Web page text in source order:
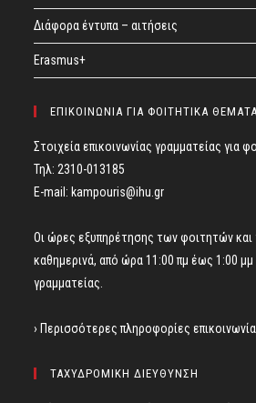
Διάφορα έντυπα – αιτήσεις
Erasmus+
ΕΠΙΚΟΙΝΩΝΙΑ ΓΙΑ ΦΟΙΤΗΤΙΚΑ ΘΕΜΑΤΑ
Στοιχεία επικοινωνίας γραμματείας για
Τηλ: 2310-013185
E-mail: kampouris@ihu.gr
Οι ώρες εξυπηρέτησης των φοιτητών και
καθημερινά, από ώρα 11:00 πμ έως 1:00 μμ
γραμματείας.
› Περισσότερες πληροφορίες
ΤΑΧΥΔΡΟΜΙΚΗ ΔΙΕΥΘΥΝΣΗ